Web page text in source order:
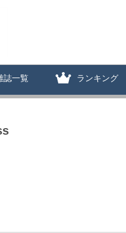
誌一覧 ランキング